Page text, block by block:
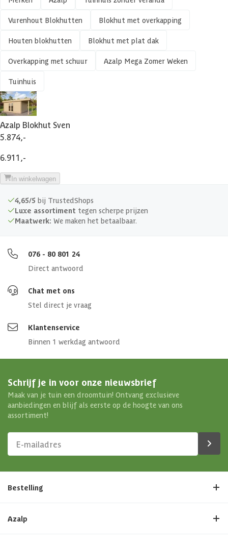
Isolatieglas
Veranda
Afmetingen deur
Glassoort
Soort dak
Diepte binnenmaat
Aantal ramen
Dakoverstek
Materiaal dak
Vurenhout Blokhutten Blokhut met overkapping
Houten blokhutten Blokhut met plat dak
Overkapping met schuur Azalp Mega Zomer Weken
Tuinhuis
Azalp Blokhut Sven
5.874,-
6.911,-
In winkelwagen
4,65/5 bij TrustedShops
Luxe assortiment tegen scherpe prijzen
Maatwerk: We maken het betaalbaar.
076 - 80 801 24
Direct antwoord
Chat met ons
Stel direct je vraag
Klantenservice
Binnen 1 werkdag antwoord
Schrijf je in voor onze nieuwsbrief
Maak van je tuin een droomtuin! Ontvang exclusieve
aanbiedingen en blijf als eerste op de hoogte van ons
assortiment!
Bestelling
Azalp